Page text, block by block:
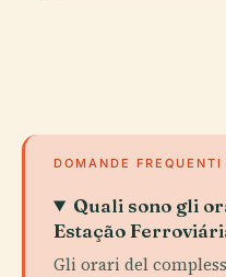
DOMANDE FREQUENTI
Quali sono gli
Estação
Gli orari del